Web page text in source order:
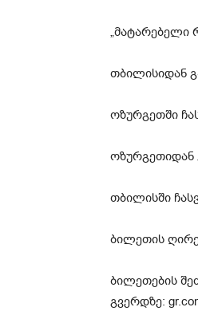
„მატარებელი
თბილისიდან
ოზურგეთში
ოზურგეთიდან
თბილისში
ბილეთის
ბილეთების
გვერდზე: